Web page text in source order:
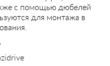
с помощью дюбелей
для монтажа в